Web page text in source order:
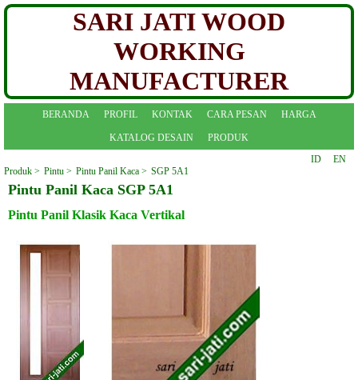
SARI JATI WOOD
WORKING
MANUFACTURER
BERANDA PROFIL KONTAK CARA PESAN HARGA
KATALOG DESAIN
PRODUK
EN
ID
Produk > Pintu > Pintu Panil Kaca > SGP 5A1
Pintu Panil Kaca SGP 5A1
Pintu Panil Klasik Kaca Vertikal